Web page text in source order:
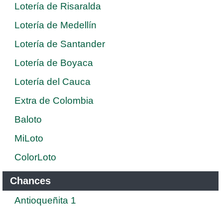
Lotería de Risaralda
Lotería de Medellín
Lotería de Santander
Lotería de Boyaca
Lotería del Cauca
Extra de Colombia
Baloto
MiLoto
ColorLoto
Chances
Antioqueñita 1